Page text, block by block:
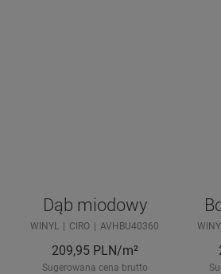
Dąb miodowy
WINYL CIRO AVHBU40360
209,95 PLN/m²
Sugerowana cena brutto